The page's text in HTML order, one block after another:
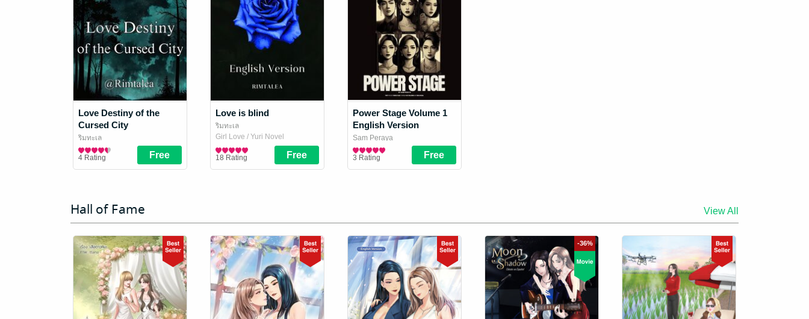
Love Destiny of the
Cursed City
ริมทะเล
Girl Love / Yuri Novel
4 Rating
Love is blind
ริมทะเล
Girl Love / Yuri Novel
18 Rating
Power Stage Volume 1
English Version
Sam Peraya
Girl Love / Yuri Novel
3 Rating
Hall of Fame View All
-36%